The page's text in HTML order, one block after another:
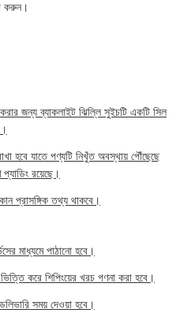
করুন।
জন্য ব্যাকলাইট ঝিল্লি সুইচটি একটি সিল
হবে যাতে পণ্যটি নিখুঁত অবস্থায় পৌঁছেছে
প্যাডিং রয়েছে।
প্রাসঙ্গিক তথ্য থাকবে।
মাধ্যমে পাঠানো হবে।
করে শিপিংয়ের খরচ গণনা করা হবে।
সময় দেওয়া হবে।